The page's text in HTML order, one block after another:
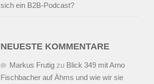
sich ein B2B-Podcast?
NEUESTE KOMMENTARE
Markus Frutig zu Blick 349 mit Arno
Fischbacher auf Ähms und wie wir sie